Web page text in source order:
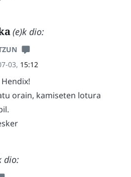
(e)k dio:
03, 15:12
orain, kamiseten lotura
dio: